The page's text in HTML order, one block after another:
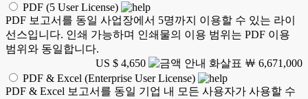
PDF (5 User License)
PDF 보고서를 동일 사업장에서 5명까지 이용할 수 있는 라이
선스입니다. 인쇄 가능하며 인쇄물의 이용 범위는 PDF 이용
범위와 동일합니다.
US $ 4,650
￦ 6,671,000
PDF & Excel (Enterprise User License)
PDF & Excel 보고서를 동일 기업 내 모든 사용자가 사용할 수